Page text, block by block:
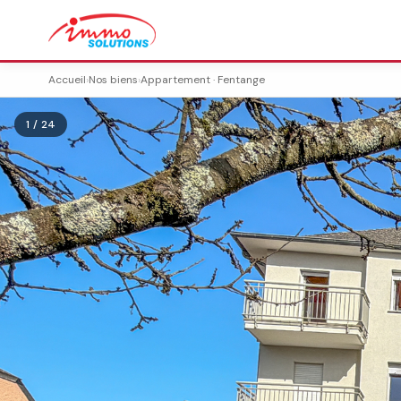
Accueil›Nos biens›Appartement · Fentange
1 / 24